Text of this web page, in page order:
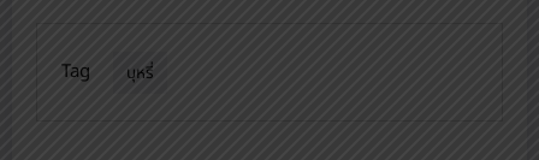
Tag บุหรี่